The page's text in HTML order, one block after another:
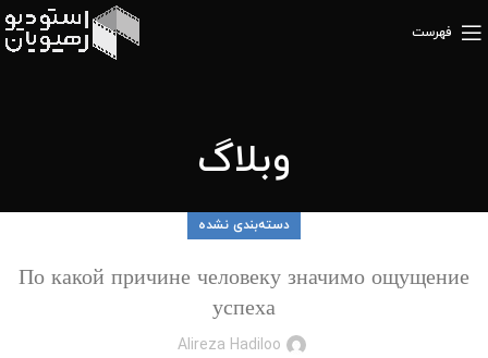
فهرست
وبلاگ
دسته‌بندی نشده
По какой причине человеку значимо ощущение
успеха
Alireza Hadiloo